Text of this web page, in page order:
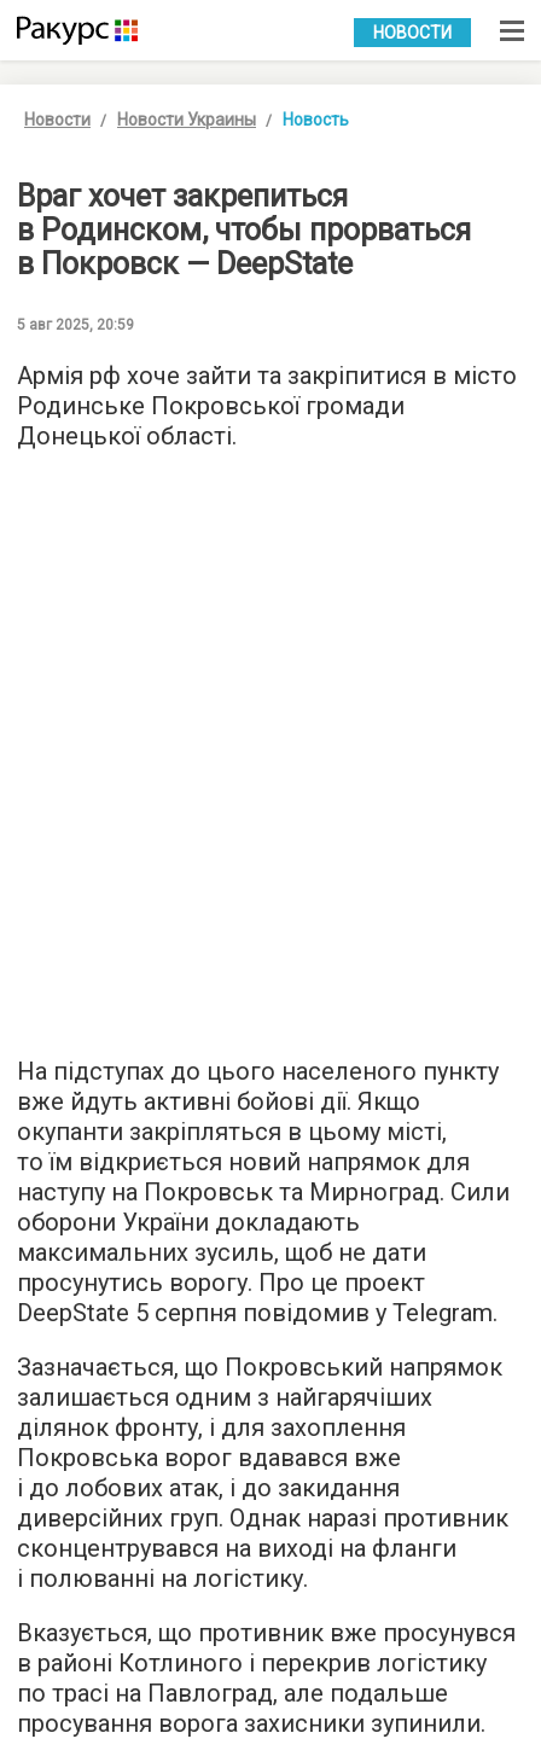
УКР РУС
НОВОСТИ
Новости Новости Украины Новость
Враг хочет закрепиться
в Родинском, чтобы прорваться
в Покровск — DeepState
5 авг 2025, 20:59
Армія рф хоче зайти та закріпитися в місто
Родинське Покровської громади
Донецької області.
На підступах до цього населеного пункту
вже йдуть активні бойові дії. Якщо
окупанти закріпляться в цьому місті,
то їм відкриється новий напрямок для
наступу на Покровськ та Мирноград. Сили
оборони України докладають
максимальних зусиль, щоб не дати
просунутись ворогу. Про це проект
DeepState 5 серпня повідомив у Telegram.
Зазначається, що Покровський напрямок
залишається одним з найгарячіших
ділянок фронту, і для захоплення
Покровська ворог вдавався вже
і до лобових атак, і до закидання
диверсійних груп. Однак наразі противник
сконцентрувався на виході на фланги
і полюванні на логістику.
Вказується, що противник вже просунувся
в районі Котлиного і перекрив логістику
по трасі на Павлоград, але подальше
просування ворога захисники зупинили.